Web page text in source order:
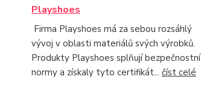
Playshoes
Firma Playshoes má za sebou rozsáhlý
vývoj v oblasti materiálů svých výrobků.
Produkty Playshoes splňují bezpečnostní
normy a získaly tyto certifikát... číst celé